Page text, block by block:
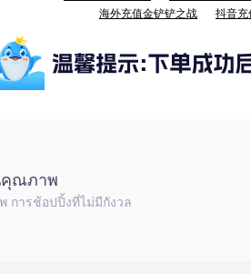
海外充值金铲铲之战
抖音充
คุณภาพ
การช้อปปิ้งที่ไม่มีกังวล